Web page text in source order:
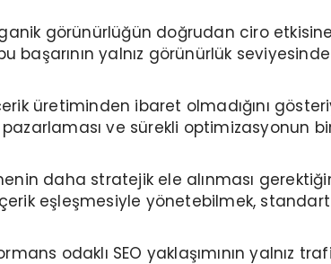
görünürlüğün doğrudan ciro
başarının yalnız görünürlük
üretiminden ibaret olmadığını
ve sürekli optimizasyonun
daha stratejik ele alınması
eşleşmesiyle yönetebilmek,
odaklı SEO yaklaşımının yalnız